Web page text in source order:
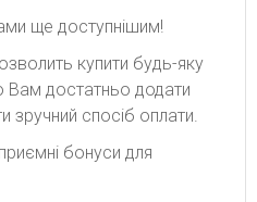
ще доступнішим!
купити будь-яку
Вам достатньо додати
зручний спосіб оплати.
бонуси для